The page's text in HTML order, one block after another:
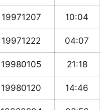
19971207 10:04
19971222 04:07
19980105 21:18
19980120 14:46